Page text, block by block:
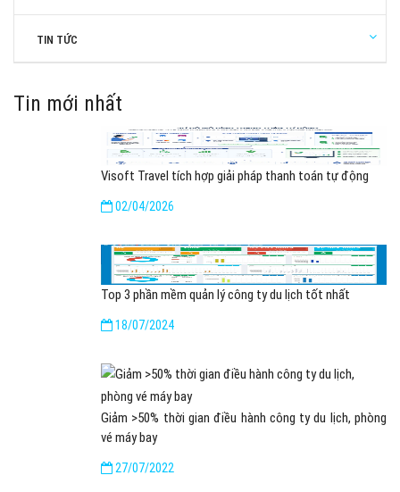
TIN TỨC
Tin mới nhất
Visoft Travel tích hợp giải pháp thanh toán tự động
02/04/2026
Top 3 phần mềm quản lý công ty du lịch tốt nhất
18/07/2024
Giảm >50% thời gian điều hành công ty du lịch, phòng
vé máy bay
27/07/2022